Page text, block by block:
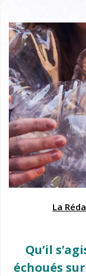
La
Qu’il
échoués